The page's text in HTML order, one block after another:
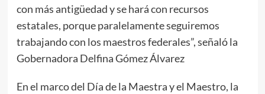
con más antigüedad y se hará con recursos
estatales, porque paralelamente seguiremos
trabajando con los maestros federales”, señaló la
Gobernadora Delfina Gómez Álvarez
En el marco del Día de la Maestra y el Maestro, la